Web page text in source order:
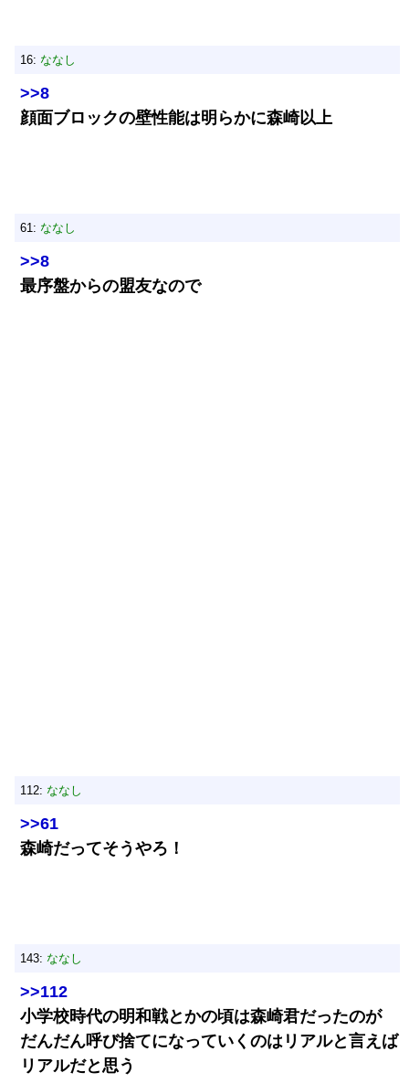
16: ななし
>>8
顔面ブロックの壁性能は明らかに森崎以上
61: ななし
>>8
最序盤からの盟友なので
112: ななし
>>61
森崎だってそうやろ！
143: ななし
>>112
小学校時代の明和戦とかの頃は森崎君だったのが
だんだん呼び捨てになっていくのはリアルと言えば
リアルだと思う